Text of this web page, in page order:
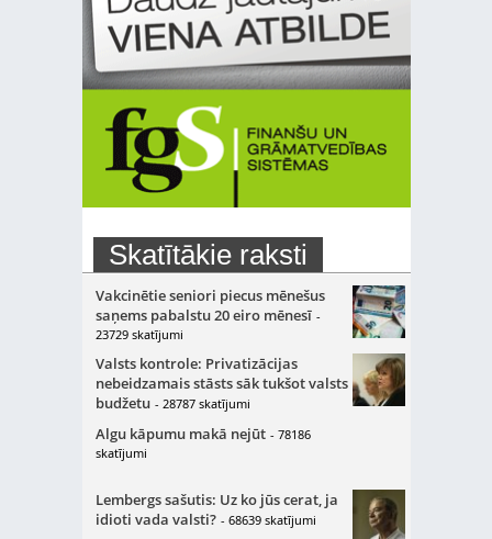
Skatītākie raksti
Vakcinētie seniori piecus mēnešus
saņems pabalstu 20 eiro mēnesī -
23729 skatījumi
Valsts kontrole: Privatizācijas
nebeidzamais stāsts sāk tukšot valsts
budžetu - 28787 skatījumi
Algu kāpumu makā nejūt - 78186
skatījumi
Lembergs sašutis: Uz ko jūs cerat, ja
idioti vada valsti? - 68639 skatījumi